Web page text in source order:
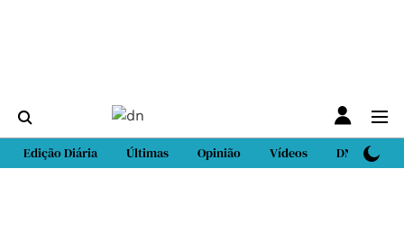
Edição Diária Últimas Opinião Vídeos DN Sport